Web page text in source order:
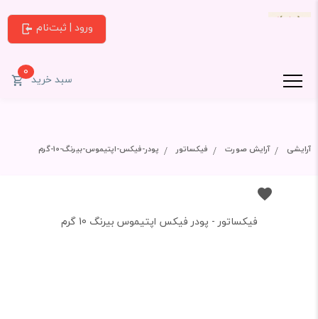
ورود | ثبت‌نام
سبد خرید0
آرایشی آرایش صورت فیکساتور پودر-فیکس-اپتیموس-بیرنگ-10-گرم
فیکساتور - پودر فیکس اپتیموس بیرنگ 10 گرم